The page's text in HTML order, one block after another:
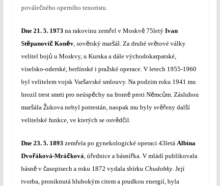
poválečného operního tenoristu.
Dne 21. 5. 1973 na rakovinu zemřel v Moskvě75letý Ivan
StěpanovičKoněv, sovětský maršál. Za druhé světové války
velitel bojů u Moskvy, u Kurska a dále východokarpatské,
viselsko-oderské, berlínské i pražské operace. V letech 1955-1960
byl velitelem vojsk Varšavské smlouvy. Na podzim roku 1941 mu
hrozil trest smrti pro neúspěchy na frontěproti Němcům. Zásluhou
maršála Žukova nebyl potrestán, naopak mu byly svěřeny další
velitelské funkce, ve kterých se osvědčil.
Dne 23. 5. 1893 zemřela po gynekologické operaci 43letá Albína
Dvořáková-Mráčková, úřednice a básnířka. V mládí publikovala
básněv časopisech a roku 1872 vydala sbírku Chudobky. Její
tvorba, proniknutá hlubokým citem a prudkou energií, byla